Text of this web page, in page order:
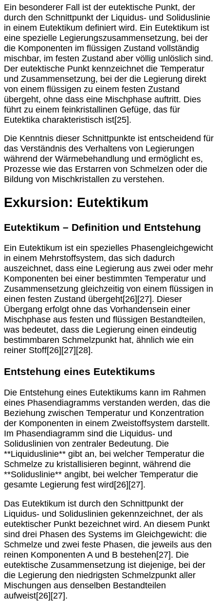
Ein besonderer Fall ist der eutektische Punkt, der
durch den Schnittpunkt der Liquidus- und Soliduslinie
in einem Eutektikum definiert wird. Ein Eutektikum ist
eine spezielle Legierungszusammensetzung, bei der
die Komponenten im flüssigen Zustand vollständig
mischbar, im festen Zustand aber völlig unlöslich sind.
Der eutektische Punkt kennzeichnet die Temperatur
und Zusammensetzung, bei der die Legierung direkt
von einem flüssigen zu einem festen Zustand
übergeht, ohne dass eine Mischphase auftritt. Dies
führt zu einem feinkristallinen Gefüge, das für
Eutektika charakteristisch ist[25].
Die Kenntnis dieser Schnittpunkte ist entscheidend für
das Verständnis des Verhaltens von Legierungen
während der Wärmebehandlung und ermöglicht es,
Prozesse wie das Erstarren von Schmelzen oder die
Bildung von Mischkristallen zu verstehen.
Exkursion: Eutektikum
Eutektikum – Definition und Entstehung
Ein Eutektikum ist ein spezielles Phasengleichgewicht
in einem Mehrstoffsystem, das sich dadurch
auszeichnet, dass eine Legierung aus zwei oder mehr
Komponenten bei einer bestimmten Temperatur und
Zusammensetzung gleichzeitig von einem flüssigen in
einen festen Zustand übergeht[26][27]. Dieser
Übergang erfolgt ohne das Vorhandensein einer
Mischphase aus festen und flüssigen Bestandteilen,
was bedeutet, dass die Legierung einen eindeutig
bestimmbaren Schmelzpunkt hat, ähnlich wie ein
reiner Stoff[26][27][28].
Entstehung eines Eutektikums
Die Entstehung eines Eutektikums kann im Rahmen
eines Phasendiagramms verstanden werden, das die
Beziehung zwischen Temperatur und Konzentration
der Komponenten in einem Zweistoffsystem darstellt.
Im Phasendiagramm sind die Liquidus- und
Soliduslinien von zentraler Bedeutung. Die
**Liquiduslinie** gibt an, bei welcher Temperatur die
Schmelze zu kristallisieren beginnt, während die
**Soliduslinie** angibt, bei welcher Temperatur die
gesamte Legierung fest wird[26][27].
Das Eutektikum ist durch den Schnittpunkt der
Liquidus- und Soliduslinien gekennzeichnet, der als
eutektischer Punkt bezeichnet wird. An diesem Punkt
sind drei Phasen des Systems im Gleichgewicht: die
Schmelze und zwei feste Phasen, die jeweils aus den
reinen Komponenten A und B bestehen[27]. Die
eutektische Zusammensetzung ist diejenige, bei der
die Legierung den niedrigsten Schmelzpunkt aller
Mischungen aus denselben Bestandteilen
aufweist[26][27].